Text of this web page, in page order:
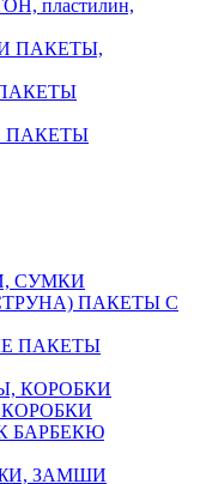
пластилин,
ПАКЕТЫ,
ПАКЕТЫ
СУМКИ
ПАКЕТЫ С
ПАКЕТЫ
БАРБЕКЮ